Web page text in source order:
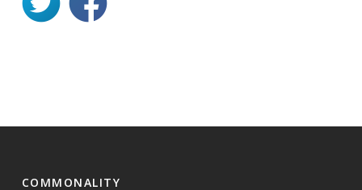
COMMONALITY